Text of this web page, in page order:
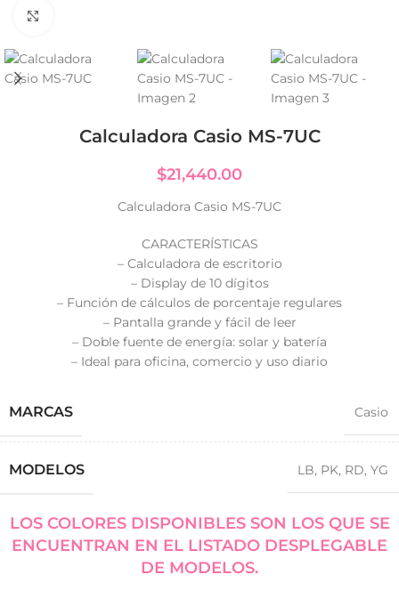
Calculadora Casio MS-7UC
$21,440.00
Calculadora Casio MS-7UC
CARACTERÍSTICAS
– Calculadora de escritorio
– Display de 10 dígitos
– Función de cálculos de porcentaje regulares
– Pantalla grande y fácil de leer
– Doble fuente de energía: solar y batería
– Ideal para oficina, comercio y uso diario
MARCAS Casio
MODELOS LB, PK, RD, YG
LOS COLORES DISPONIBLES SON LOS QUE SE
ENCUENTRAN EN EL LISTADO DESPLEGABLE
DE MODELOS.